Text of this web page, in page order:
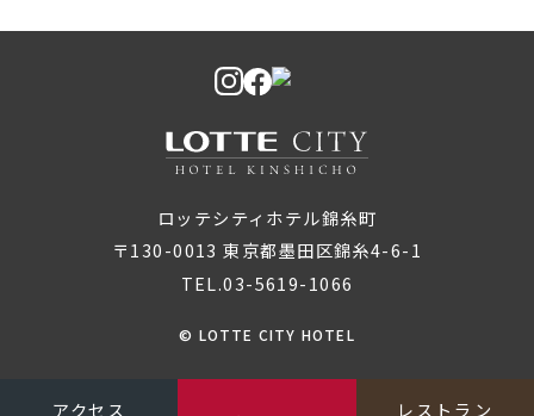
アクセス レストラン
ロッテシティホテル錦糸町
〒130-0013 東京都墨田区錦糸4-6-1
TEL.03-5619-1066
© LOTTE CITY HOTEL